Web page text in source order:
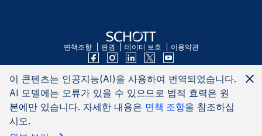
이 콘텐츠는 인공지능(AI)을 사용하여 번역되었습니다.
AI 모델에는 오류가 있을 수 있으므로 법적 효력은 원
본에만 있습니다. 자세한 내용은 면책 조항을 참조하십
시오.
면책조항 판권 데이터 보호 이용약관